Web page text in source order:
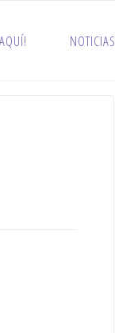
NOTICIAS